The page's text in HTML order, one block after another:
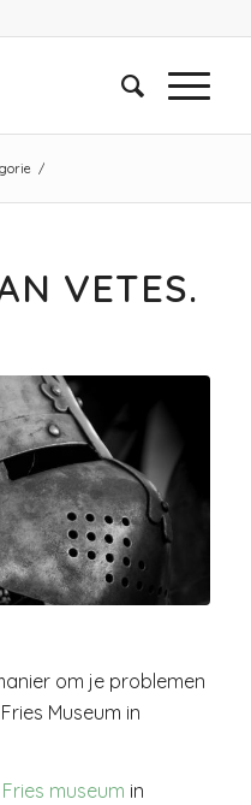
/
VETES.
om je problemen
Museum in
Fries museum in